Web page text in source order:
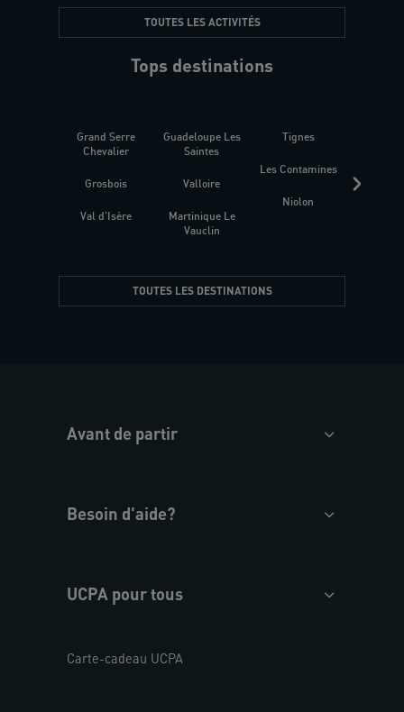
TOUTES LES ACTIVITÉS
Tops destinations
Grand Serre
Chevalier
Grosbois
Val d'Isère
Guadeloupe Les
Saintes
Valloire
Martinique Le
Vauclin
Tignes
Les Contamines
Niolon
TOUTES LES DESTINATIONS
Avant de partir
Besoin d'aide?
UCPA pour tous
Carte-cadeau UCPA